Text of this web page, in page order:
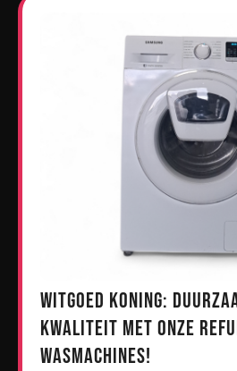
Witgoed Koning:
kwaliteit met onze
wasmachines!